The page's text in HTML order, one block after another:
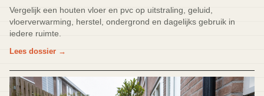
Vergelijk een houten vloer en pvc op uitstraling, geluid,
vloerverwarming, herstel, ondergrond en dagelijks gebruik in
iedere ruimte.
Lees dossier →